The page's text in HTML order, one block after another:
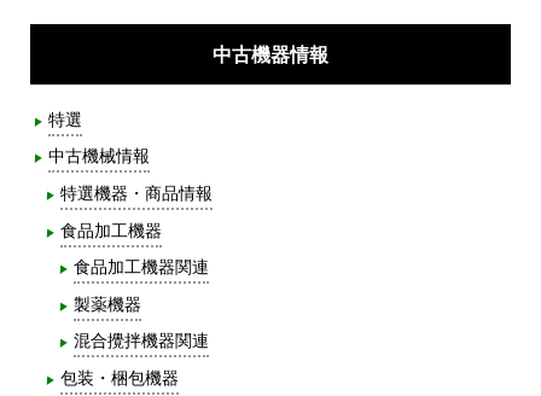
中古機器情報
特選
中古機械情報
特選機器・商品情報
食品加工機器
食品加工機器関連
製薬機器
混合攪拌機器関連
包装・梱包機器